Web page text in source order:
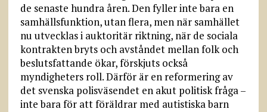
de senaste hundra åren. Den fyller inte bara en
samhällsfunktion, utan flera, men när samhället
nu utvecklas i auktoritär riktning, när de sociala
kontrakten bryts och avståndet mellan folk och
beslutsfattande ökar, förskjuts också
myndigheters roll. Därför är en reformering av
det svenska polisväsendet en akut politisk fråga –
inte bara för att föräldrar med autistiska barn